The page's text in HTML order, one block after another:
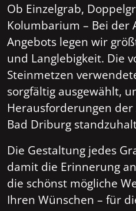
Ob Einzelgrab,
Kolumbarium – Bei der
Angebots legen wir
und Langlebigkeit. Die
Steinmetzen
sorgfältig ausgewählt,
Herausforderungen
Bad Driburg
Die Gestaltung jedes
damit die Erinnerung
die schönst mögliche
Ihren Wünschen – für